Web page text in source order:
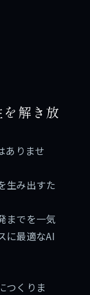
解き放
ありませ
生み出すた
までを一気
に最適なAI
つくりま